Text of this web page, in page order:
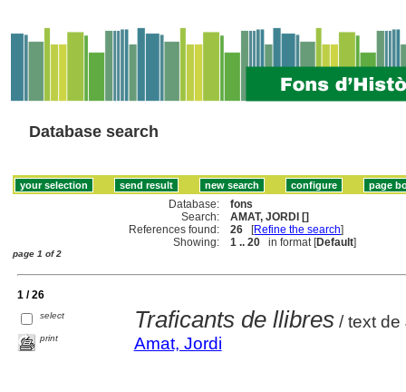
Database search
Database:
fons
Search:
AMAT, JORDI []
References found:
26 [Refine the search]
Showing:
1 .. 20 in format [Default]
page 1 of 2
1 / 26
select
print
Traficants de llibres/ text de
Amat, Jordi